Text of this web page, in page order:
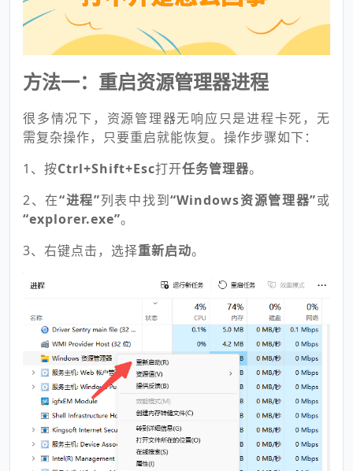
方法一：重启资源管理器进程
很多情况下，资源管理器无响应只是进程卡死，无
需复杂操作，只要重启就能恢复。操作步骤如下：
1、按Ctrl+Shift+Esc打开任务管理器。
2、在“进程”列表中找到“Windows资源管理器”或
“explorer.exe”。
3、右键点击，选择重新启动。